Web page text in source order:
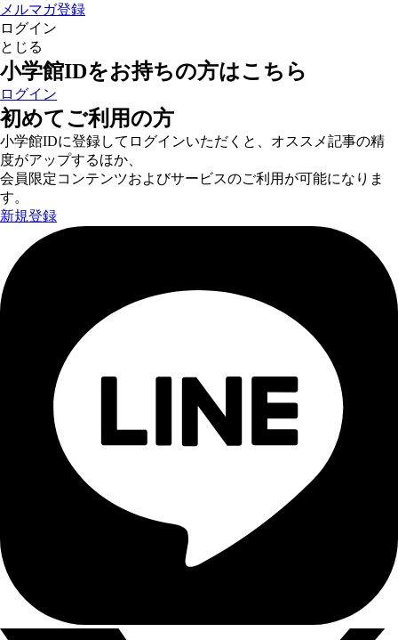
メルマガ登録
ログイン
とじる
小学館IDをお持ちの方はこちら
ログイン
初めてご利用の方
小学館IDに登録してログインいただくと、オススメ記事の精
度がアップするほか、
会員限定コンテンツおよびサービスのご利用が可能になりま
す。
新規登録